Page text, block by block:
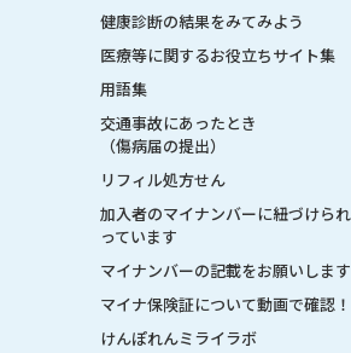
健康診断の結果をみてみよう
医療等に関するお役立ちサイト集
用語集
交通事故にあったとき
（傷病届の提出）
リフィル処方せん
加入者のマイナンバーに紐づけら
っています
マイナンバーの記載をお願いします
マイナ保険証について動画で確認！
けんぽれんミライラボ